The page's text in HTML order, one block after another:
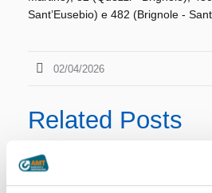
Sant’Eusebio) e 482 (Brignole -
02/04/2026
Related Posts